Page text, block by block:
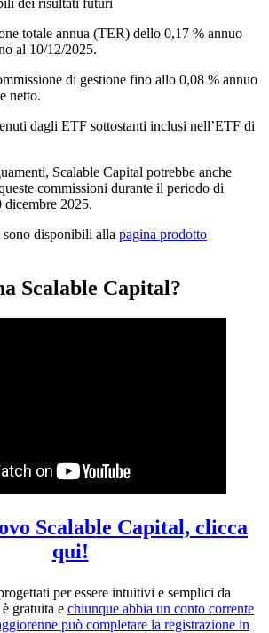
dei risultati futuri
totale annua (TER) dello 0,17 % annuo
al 10/12/2025.
di gestione fino allo 0,08 % annuo
netto.
dagli ETF sottostanti inclusi nell’ETF di
Scalable Capital potrebbe anche
commissioni durante il periodo di
2025.
disponibili alla pagina prodotto
Scalable Capital?
Scalable Capital, clicca
qui!
per essere intuitivi e semplici da
gratuita e chiunque abbia un conto corrente
può completare la registrazione in